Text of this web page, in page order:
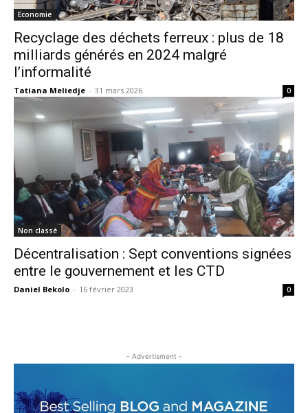
Economie
Recyclage des déchets ferreux : plus de 18
milliards générés en 2024 malgré
l’informalité
Tatiana Meliedje - 31 mars 2026 0
Non classé
Décentralisation : Sept conventions signées
entre le gouvernement et les CTD
Daniel Bekolo - 16 février 2023 0
- Advertisment -